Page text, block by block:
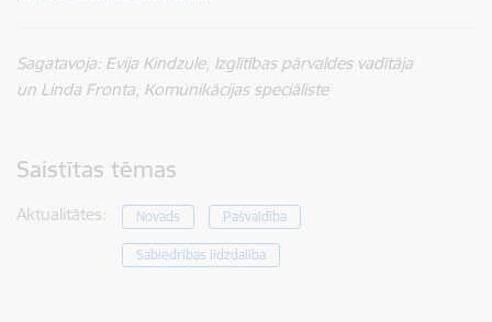
Sagatavoja: Evija Kindzule, Izglītības pārvaldes vadītāja
un Linda Fronta, Komunikācijas speciāliste
Saistītas tēmas
Aktualitātes: Novads Pašvaldība
Sabiedrības līdzdalība